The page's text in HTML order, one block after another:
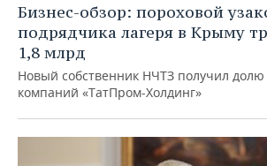
Бизнес-обзор: пороховой
подрядчика лагеря в Крыму
1,8 млрд
Новый собственник НЧТЗ получил долю
компаний «ТатПром-Холдинг»